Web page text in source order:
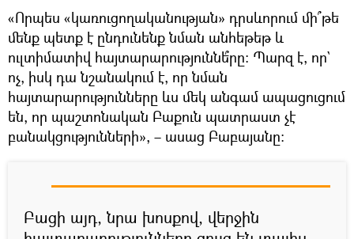
«Որպես «կառուցողականության» դրսևորում մի՞թե
մենք պետք է ընդունենք նման անհեթեթ և
ուլտիմատիվ հայտարարություննե՞րը։ Պարզ է, որ`
ոչ, իսկ դա նշանակում է, որ նման
հայտարարությունները ևս մեկ անգամ ապացուցում
են, որ պաշտոնական Բաքուն պատրաստ չէ
բանակցությունների», – ասաց Բաբայանը։
Բացի այդ, նրա խոսքով, վերջին